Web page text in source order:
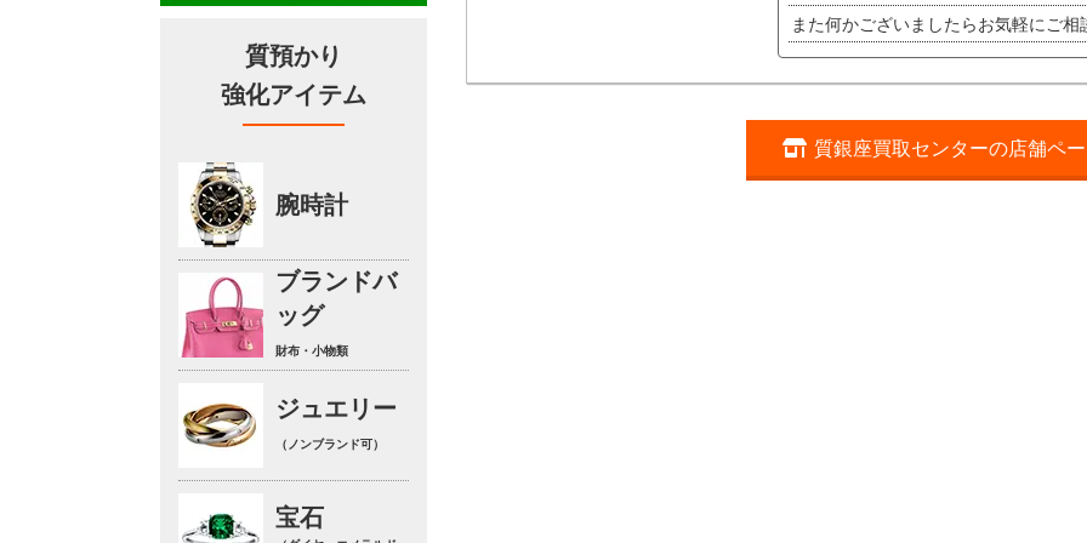
また何かございましたらお気軽にご相
質銀座買取センターの店舗ペ
質預かり
強化アイテム
腕時計
ブランドバ
ッグ
財布・小物類
ジュエリー
（ノンブランド可）
宝石